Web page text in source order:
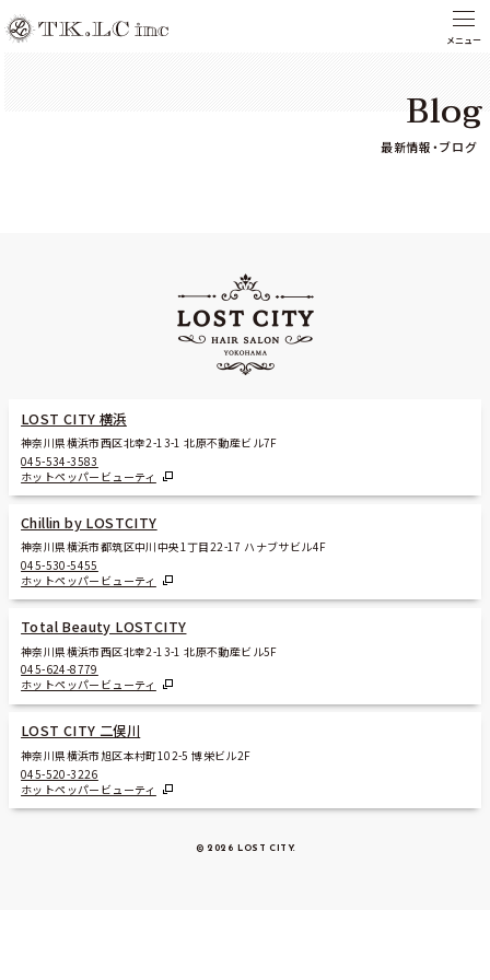
Blog
最新情報・ブログ
LOST CITY 横浜
神奈川県横浜市西区北幸2-13-1 北原不動産ビル7F
045-534-3583
ホットペッパービューティ
Chillin by LOSTCITY
神奈川県横浜市都筑区中川中央1丁目22-17 ハナブサビル4F
045-530-5455
ホットペッパービューティ
Total Beauty LOSTCITY
神奈川県横浜市西区北幸2-13-1 北原不動産ビル5F
045-624-8779
ホットペッパービューティ
LOST CITY 二俣川
神奈川県横浜市旭区本村町102-5 博栄ビル2F
045-520-3226
ホットペッパービューティ
© 2026 LOST CITY.